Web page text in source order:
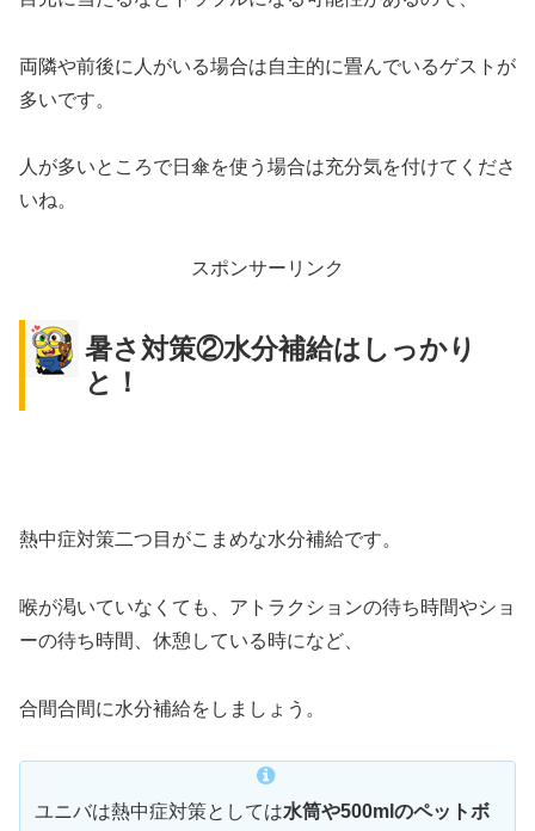
両隣や前後に人がいる場合は自主的に畳んでいるゲストが
多いです。
人が多いところで日傘を使う場合は充分気を付けてくださ
いね。
スポンサーリンク
暑さ対策②水分補給はしっかり
と！
熱中症対策二つ目がこまめな水分補給です。
喉が渇いていなくても、アトラクションの待ち時間やショ
ーの待ち時間、休憩している時になど、
合間合間に水分補給をしましょう。
ユニバは熱中症対策としては水筒や500mlのペットボ